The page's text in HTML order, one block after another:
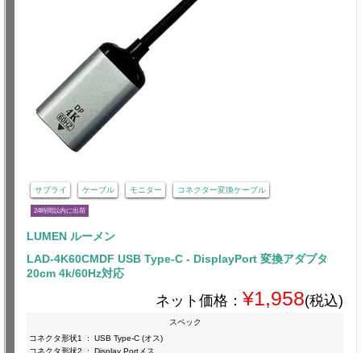
サプライ ケーブル モニター コネクター変換ケーブル
24時間以内に出荷
LUMEN ルーメン
LAD-4K60CMDF USB Type-C - DisplayPort 変換アダプタ
20cm 4k/60Hz対応
ネット価格： ¥1,958(税込)
スペック
コネクタ形状1
:
USB Type-C (オス)